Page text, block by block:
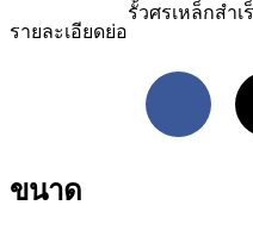
รายละเอียดย่อ
รั้วศรเหล็กสำเ
ขนาด